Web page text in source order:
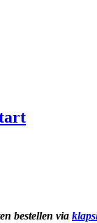
bestellen via